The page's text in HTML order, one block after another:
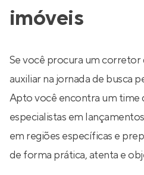
imóveis
Se você procura um corretor
auxiliar na jornada de busca
Apto você encontra um time
especialistas em
em regiões específicas e
de forma prática, atenta e